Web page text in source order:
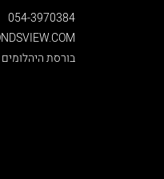
054-3970384
בורסת היהלומים | רמת